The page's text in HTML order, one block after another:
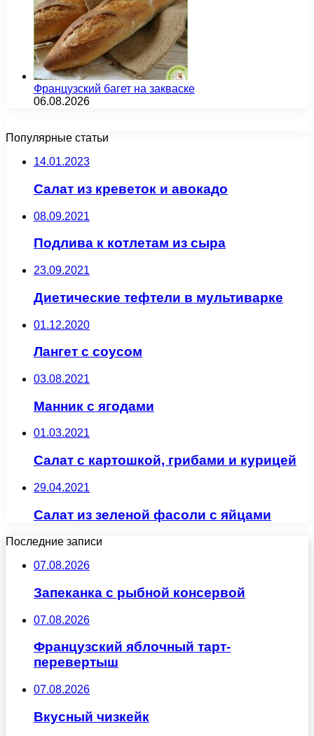
Французский багет на закваске
06.08.2026
Популярные статьи
14.01.2023
Салат из креветок и авокадо
08.09.2021
Подлива к котлетам из сыра
23.09.2021
Диетические тефтели в мультиварке
01.12.2020
Лангет с соусом
03.08.2021
Манник с ягодами
01.03.2021
Салат с картошкой, грибами и курицей
29.04.2021
Салат из зеленой фасоли с яйцами
Последние записи
07.08.2026
Запеканка с рыбной консервой
07.08.2026
Французский яблочный тарт-
перевертыш
07.08.2026
Вкусный чизкейк